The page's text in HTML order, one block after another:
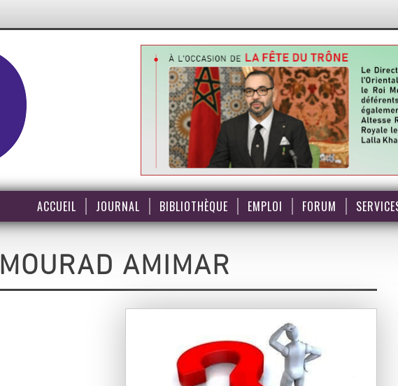
ACCUEIL JOURNAL BIBLIOTHÈQUE EMPLOI FORUM
MOURAD AMIMAR